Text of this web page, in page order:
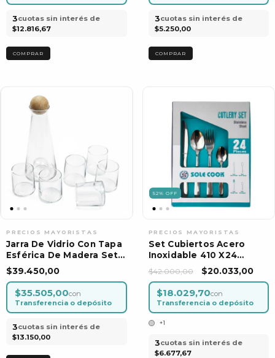
3cuotas sin interés de
$12.816,67
3cuotas sin interés de
$5.250,00
Jarra De Vidrio Con Tapa
Esférica De Madera Set
X 6 Vasos
$39.450,00
$35.505,00con
Transferencia o depósito
3cuotas sin interés de
$13.150,00
52% OFF
Set Cubiertos Acero
Inoxidable 410 X24
Piezas
$42.000,00 $20.033,00
$18.029,70con
Transferencia o depósito
+1
3cuotas sin interés de
$6.677,67